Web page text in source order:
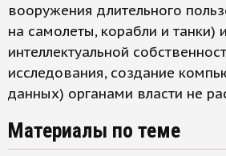
вооружения длительного
на самолеты, корабли и танки)
интеллектуальной
исследования, создание
данных) органами власти не
Материалы по теме